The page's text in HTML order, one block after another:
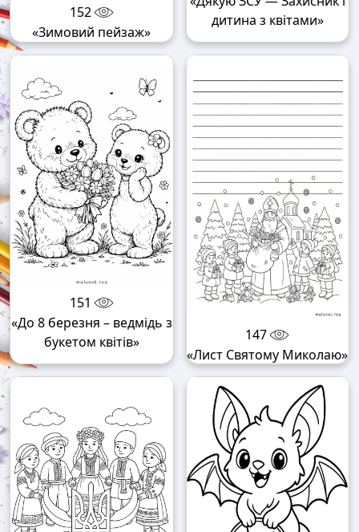
152
«Зимовий пейзаж»
дитина з квітами»
151
«До 8 березня – ведмідь з
букетом квітів»
147
«Лист Святому Миколаю»